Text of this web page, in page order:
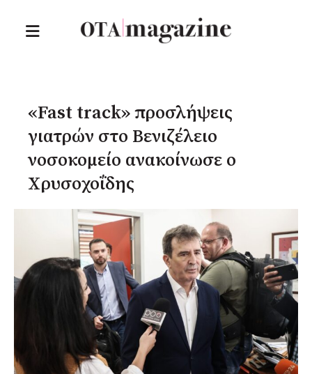
«Fast track» προσλήψεις
γιατρών στο Βενιζέλειο
νοσοκομείο ανακοίνωσε ο
Χρυσοχοΐδης